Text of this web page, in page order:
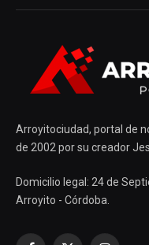
Arroyitociudad, portal de
de 2002 por su creador
Domicilio legal: 24 de
Arroyito - Córdoba.